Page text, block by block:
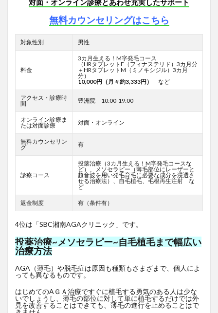
対面・オンライン診療とあわせ充実したサポート
無料カウンセリングはこちら
対象性別 男性
料金
3カ月生える！M字発毛コース
（HRタブレットF （フィナステリド）3カ月分
＋HRタブレットM（ミノキシジル）3カ月
分）
10,000円（月々約3,333円） など
アクセス・診療時
間
豊洲院 10:00-19:00
オンライン診療ま
たは対面診療
対面・オンライン
無料カウンセリン
グ
有
診療コース
投薬治療（3カ月生える！M字発毛コースな
ど）、メソセラピー（薄毛部位にレーザーと
超音波を用い発毛育毛に必要な成分を浸透さ
せる治療法）、自毛植毛、毛根再生注射 な
ど
返金制度 有（条件有）
4位は「SBC湘南AGAクリニック」です。
投薬治療~メソセラピー~自毛植毛まで幅広い
治療方法
AGA（薄毛）や脱毛症は原因も種類もさまざまで、個人によ
っても異なるものです。
はじめてのAＧＡ治療ですぐに植毛する勇気のある人は少な
いでしょうし、薄毛の部位に対して単に植毛するだけでは外
見を改善することはできても、薄毛の進行を止めることはで